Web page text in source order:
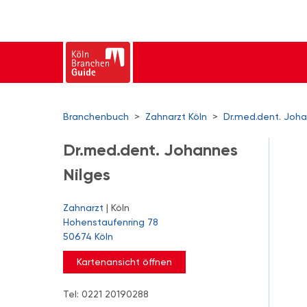
Branchenbuch > Zahnarzt Köln > Dr.med.dent.
Dr.med.dent. Johannes
Nilges
Zahnarzt | Köln
Hohenstaufenring 78
50674 Köln
Kartenansicht öffnen
Tel: 0221 20190288